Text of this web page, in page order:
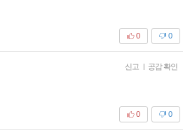
0
0
신고 | 공감 확인
0
0